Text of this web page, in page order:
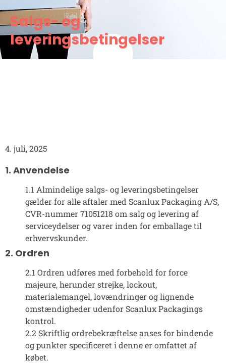
Salgs- og
leveringsbetingelser
4. juli, 2025
1. Anvendelse
1.1 Almindelige salgs- og leveringsbetingelser
gælder for alle aftaler med Scanlux Packaging A/S,
CVR-nummer 71051218 om salg og levering af
serviceydelser og varer inden for emballage til
erhvervskunder.
2. Ordren
2.1 Ordren udføres med forbehold for force
majeure, herunder strejke, lockout,
materialemangel, lovændringer og lignende
omstændigheder udenfor Scanlux Packagings
kontrol.
2.2 Skriftlig ordrebekræftelse anses for bindende
og punkter specificeret i denne er omfattet af
købet.